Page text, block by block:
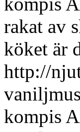
rakat av
köket är
http://
kompis